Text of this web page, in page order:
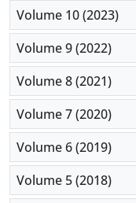
Volume 10 (2023)
Volume 9 (2022)
Volume 8 (2021)
Volume 7 (2020)
Volume 6 (2019)
Volume 5 (2018)